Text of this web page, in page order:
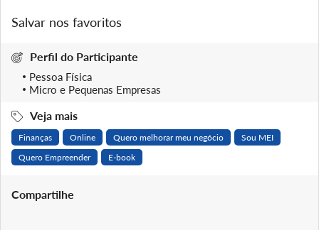
Salvar nos favoritos
Perfil do Participante
Pessoa Física
Micro e Pequenas Empresas
Veja mais
Finanças Online Quero melhorar meu negócio
Sou MEI
Quero Empreender
E-book
Compartilhe